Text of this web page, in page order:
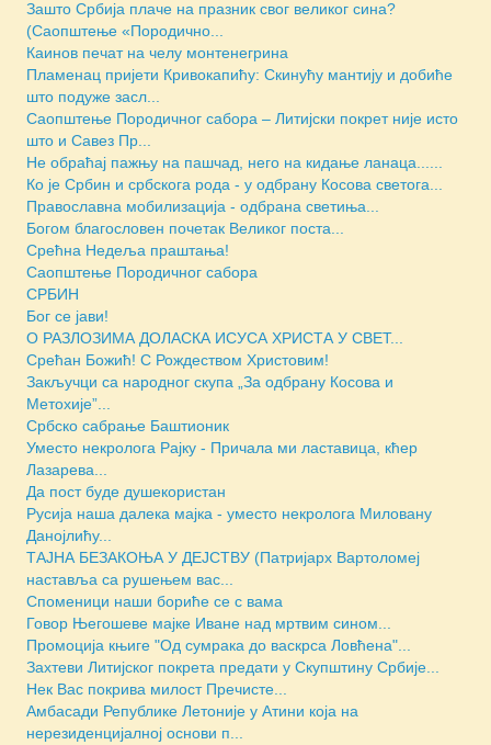
Зашто Србија плаче на празник свог великог сина?
(Саопштење «Породично...
Каинов печат на челу монтенегрина
Пламенац пријети Кривокапићу: Скинућу мантију и добиће
што подуже засл...
Саопштење Породичног сабора – Литијски покрет није исто
што и Савез Пр...
Не обраћај пажњу на пашчад, него на кидање ланаца......
Ко је Србин и србскога рода - у одбрану Косова светога...
Православна мобилизација - одбрана светиња...
Богом благословен почетак Великог поста...
Срећна Недеља праштања!
Саопштење Породичног сабора
СРБИН
Бог се јави!
O РАЗЛОЗИМА ДОЛАСКА ИСУСА ХРИСТА У СВЕТ...
Срећан Божић! С Рождеством Христовим!
Закључци са народног скупа „За одбрану Косова и
Метохије”...
Србско сабрање Баштионик
Уместо некролога Рајку - Причала ми ластавица, кћер
Лазаревa...
Да пост буде душекористан
Русија наша далека мајка - уместо некролога Миловану
Данојлићу...
ТАЈНА БЕЗАКОЊА У ДЕЈСТВУ (Патријарх Вартоломеј
наставља са рушењем вас...
Споменици наши бориће се с вама
Говор Његошеве мајке Иване над мртвим сином...
Промоција књиге "Од сумрака до васкрса Ловћена"...
Захтеви Литијског покрета предати у Скупштину Србије...
Нек Вас покрива милост Пречисте...
Амбасади Републике Летоније у Атини која на
нерезиденцијалној основи п...